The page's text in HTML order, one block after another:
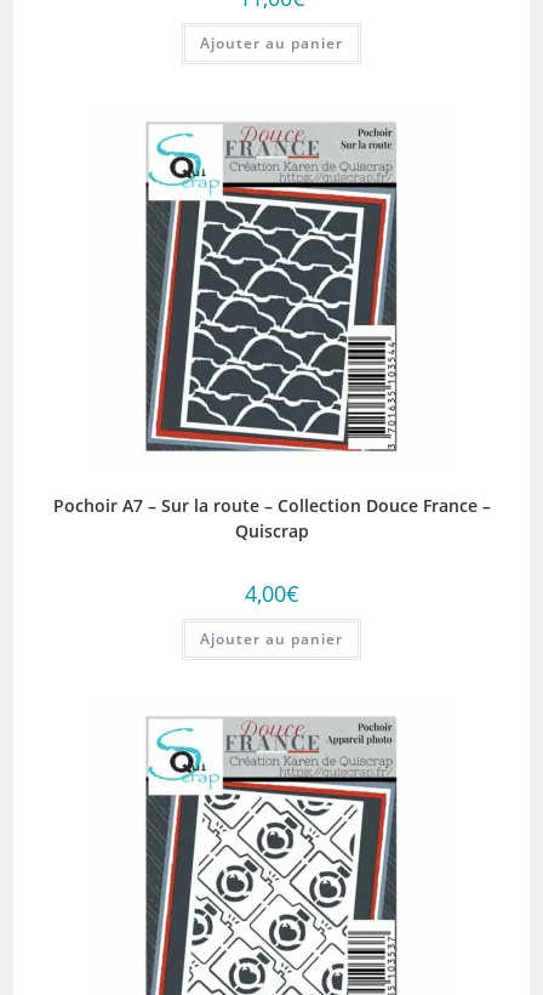
Ajouter au panier
Pochoir A7 – Sur la route – Collection Douce France –
Quiscrap
4,00€
Ajouter au panier